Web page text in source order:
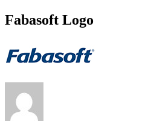
Fabasoft Logo